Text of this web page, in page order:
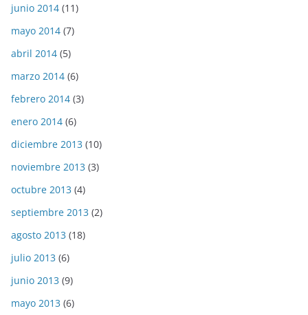
junio 2014 (11)
mayo 2014 (7)
abril 2014 (5)
marzo 2014 (6)
febrero 2014 (3)
enero 2014 (6)
diciembre 2013 (10)
noviembre 2013 (3)
octubre 2013 (4)
septiembre 2013 (2)
agosto 2013 (18)
julio 2013 (6)
junio 2013 (9)
mayo 2013 (6)